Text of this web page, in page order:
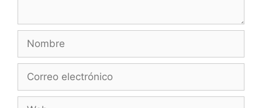
electrónico